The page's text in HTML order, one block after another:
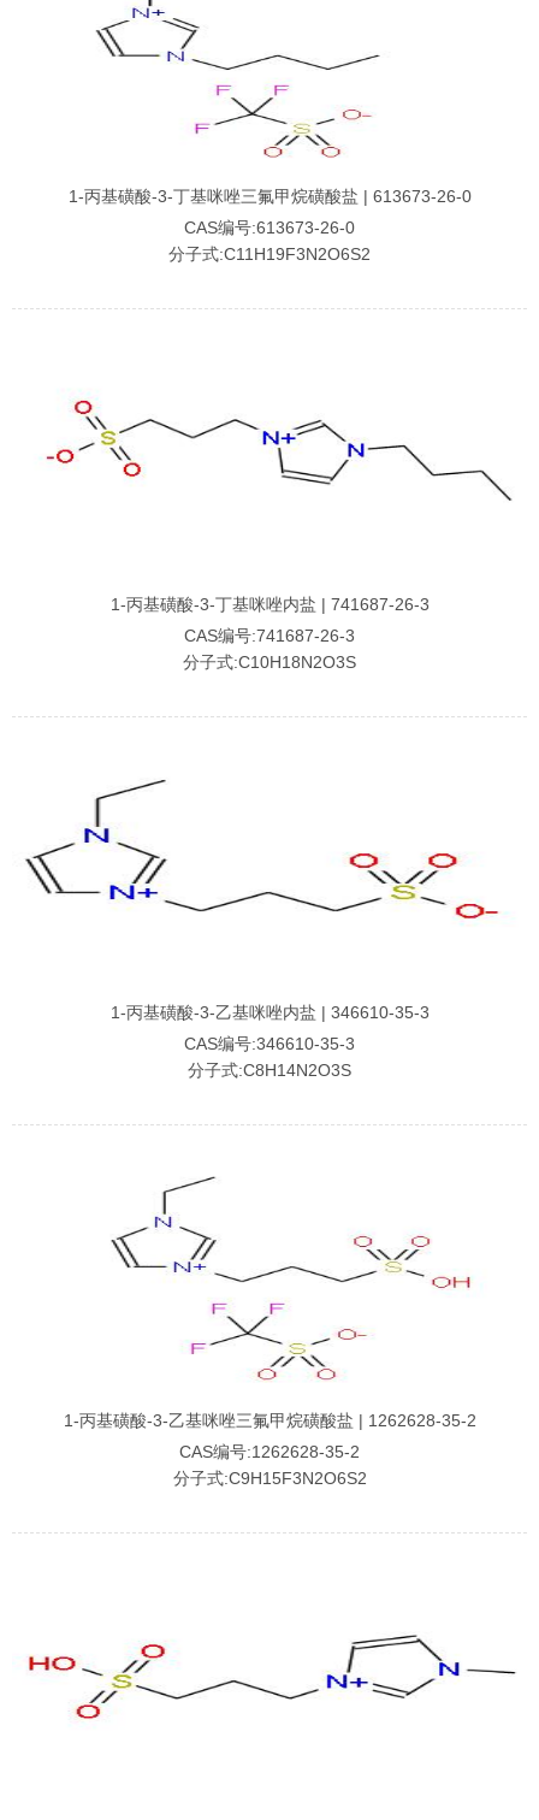
1-丙基磺酸-3-丁基咪唑三氟甲烷磺酸盐 | 613673-26-0
CAS编号:613673-26-0
分子式:C11H19F3N2O6S2
1-丙基磺酸-3-丁基咪唑内盐 | 741687-26-3
CAS编号:741687-26-3
分子式:C10H18N2O3S
1-丙基磺酸-3-乙基咪唑内盐 | 346610-35-3
CAS编号:346610-35-3
分子式:C8H14N2O3S
1-丙基磺酸-3-乙基咪唑三氟甲烷磺酸盐 | 1262628-35-2
CAS编号:1262628-35-2
分子式:C9H15F3N2O6S2